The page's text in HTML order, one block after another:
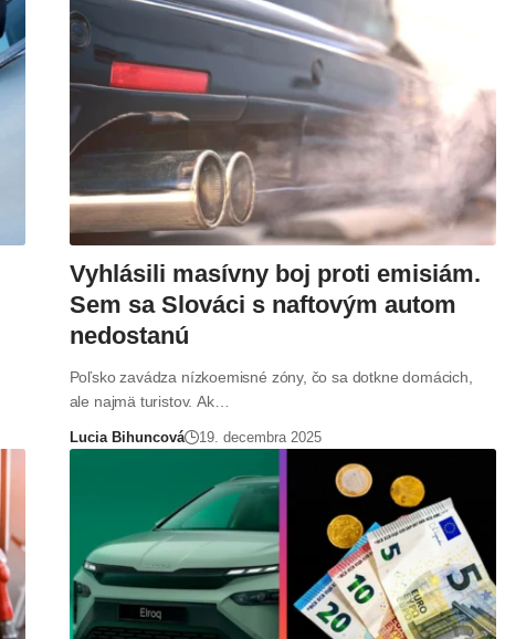
Vyhlásili masívny boj proti emisiám.
Sem sa Slováci s naftovým autom
nedostanú
Poľsko zavádza nízkoemisné zóny, čo sa dotkne domácich,
ale najmä turistov. Ak…
Lucia Bihuncová 19. decembra 2025